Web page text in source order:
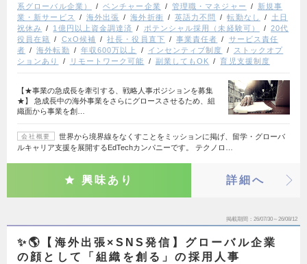
系グローバル企業）
ベンチャー企業 管理職・マネジャー
新規事
業・新サービス
海外出張 海外折衝 英語力不問 転勤なし
土日
祝休み
1億円以上資金調達済 ポテンシャル採用（未経験可）
20代
役員在籍
CxO候補 社長・役員直下 事業責任者
サービス責任
者
海外転勤 年収600万以上 インセンティブ制度
ストックオプ
ションあり
リモートワーク可能 副業してもOK 育児支援制度
【★事業の急成長を牽引する、戦略人事ポジションを募集
★】 急成長中の海外事業をさらにグロースさせるため、組
織面から事業を創…
会社概要
世界から境界線をなくすことをミッションに掲げ、留学・グローバ
ルキャリア支援を展開するEdTechカンパニーです。 テクノロ…
興味あり 詳細へ
掲載期間 26/07/30～26/08/12
✨🌎【海外出張×SNS発信】グローバル企業
の顔として「組織を創る」の採用人事